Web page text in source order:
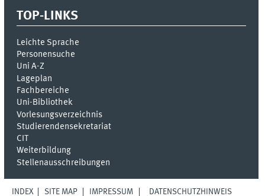
TOP-LINKS
Leichte Sprache
Personensuche
Uni A-Z
Lageplan
Fachbereiche
Uni-Bi­bli­o­thek
Vor­le­sungs­ver­zeich­nis
Stu­die­ren­den­se­kre­ta­ri­at
CIT
Weiterbildung
Stellenausschreibungen
INDEX SITE MAP IMPRESSUM DATENSCHUTZHINWEIS